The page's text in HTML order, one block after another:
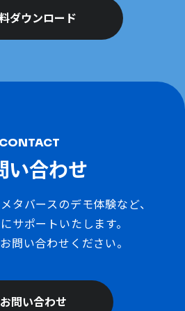
ダウンロード
CONTACT
い合わせ
タバースのデモ体験など、
サポートいたします。
問い合わせください。
お問い合わせ